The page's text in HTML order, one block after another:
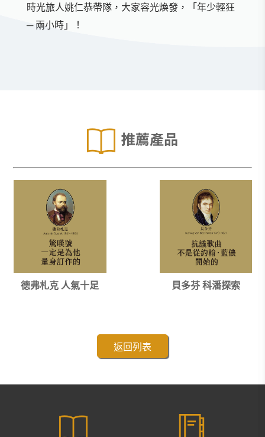
時光旅人姚仁恭帶隊，大家容光煥發，「年少輕狂
─ 兩小時」！
推薦產品
德弗札克 人氣十足 貝多芬 科潘探索
返回列表